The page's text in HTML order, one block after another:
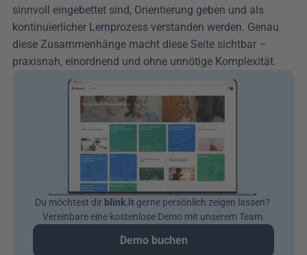
sinnvoll eingebettet sind, Orientierung geben und als
kontinuierlicher Lernprozess verstanden werden. Genau
diese Zusammenhänge macht diese Seite sichtbar –
praxisnah, einordnend und ohne unnötige Komplexität.
Du möchtest dir blink.it gerne persönlich zeigen lassen?
Vereinbare eine kostenlose Demo mit unserem Team.
Demo buchen